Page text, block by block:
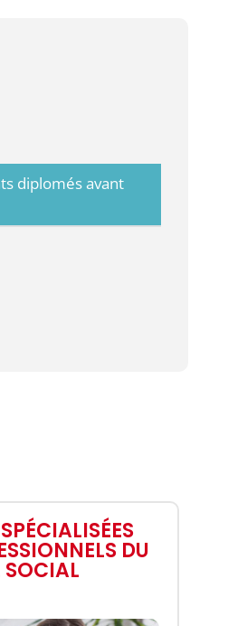
diplomés avant
DUAppelez-moi
Contact